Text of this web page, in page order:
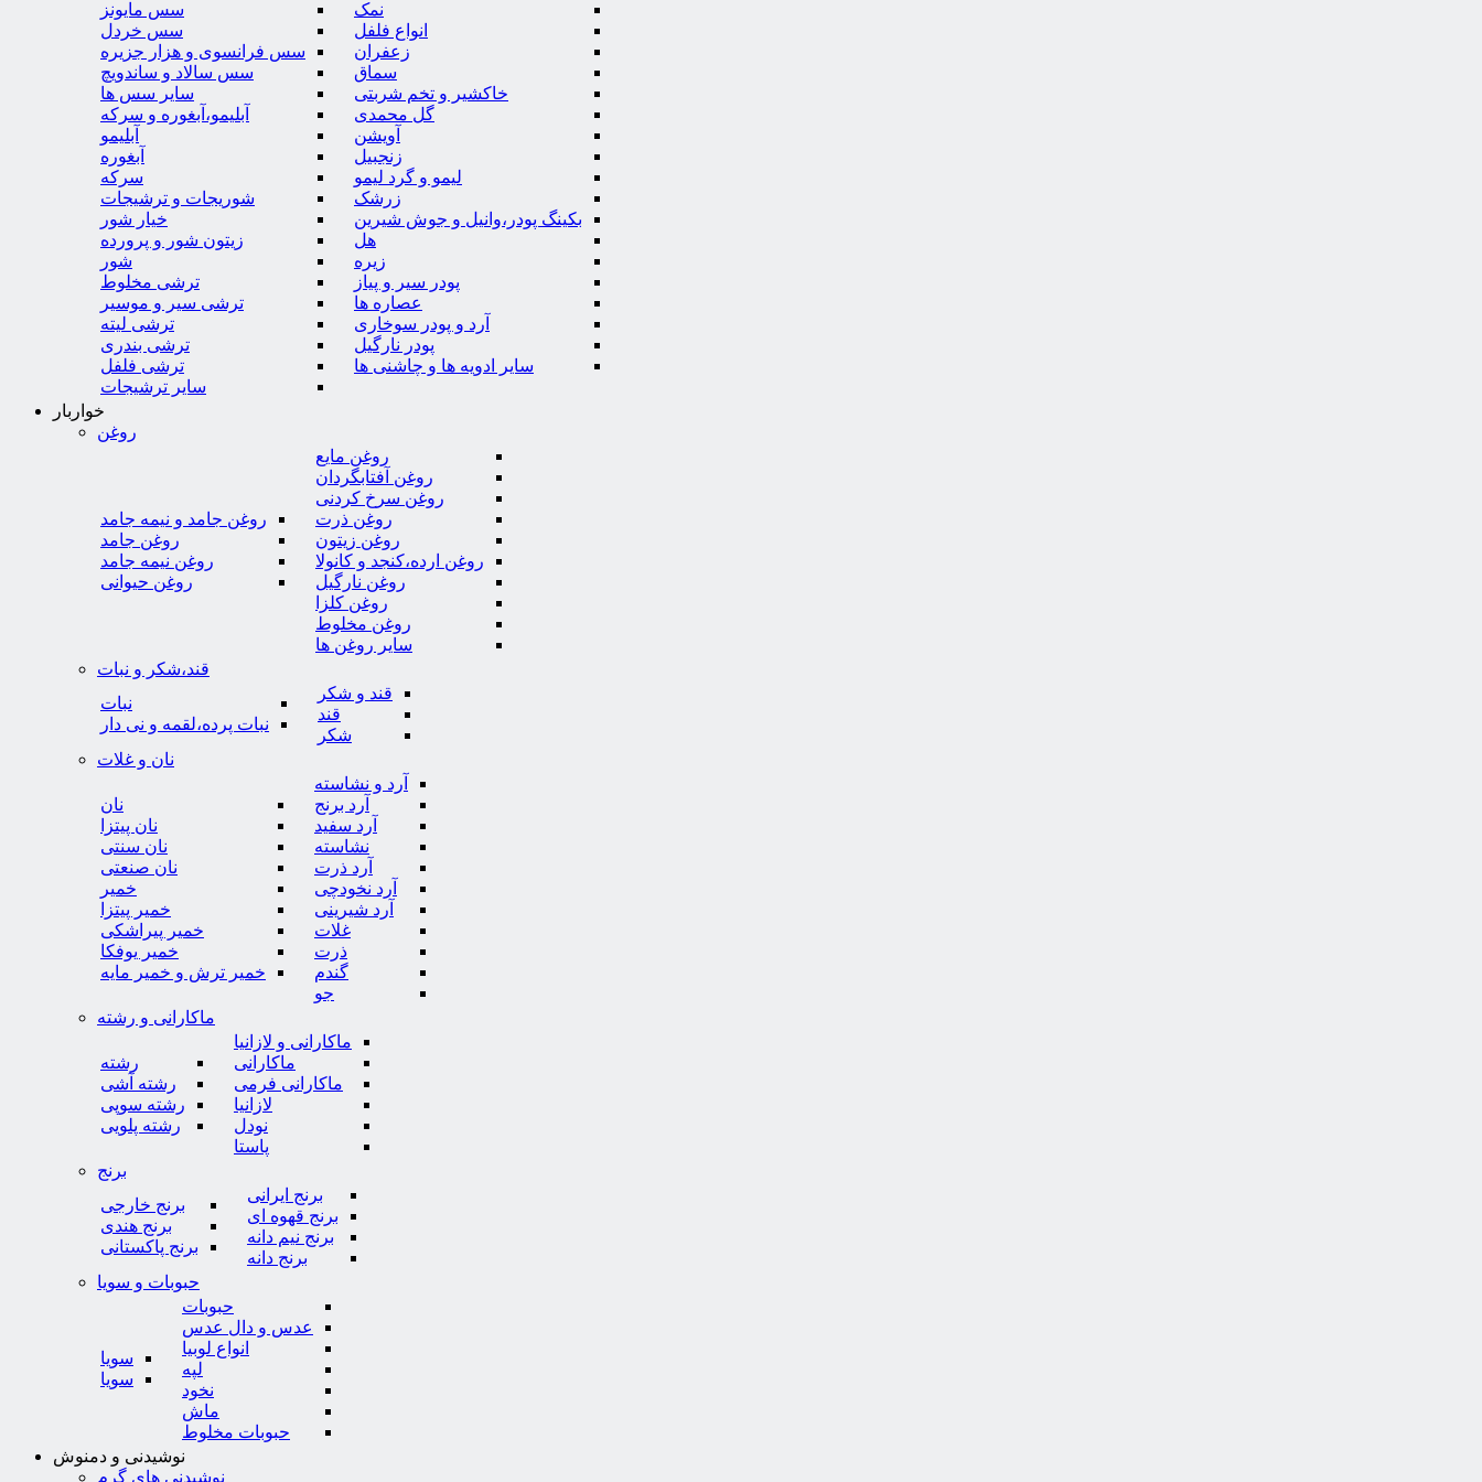
نمک
انواع فلفل
زعفران
سماق
خاکشیر و تخم شربتی
گل محمدی
آویشن
زنجبیل
لیمو و گرد لیمو
زرشک
بکینگ پودر،وانیل و جوش شیرین
هل
زیره
پودر سیر و پیاز
عصاره ها
آرد و پودر سوخاری
پودر نارگیل
سایر ادویه ها و چاشنی ها
سس مایونز
سس خردل
سس فرانسوی و هزار جزیره
سس سالاد و ساندویچ
سایر سس ها
آبلیمو،آبغوره و سرکه
آبلیمو
آبغوره
سرکه
شوریجات و ترشیجات
خیار شور
زیتون شور و پرورده
شور
ترشی مخلوط
ترشی سیر و موسیر
ترشی لیته
ترشی بندری
ترشی فلفل
سایر ترشیجات
خواربار
روغن
روغن مایع
روغن آفتابگردان
روغن سرخ کردنی
روغن ذرت
روغن زیتون
روغن ارده،کنجد و کانولا
روغن نارگیل
روغن کلزا
روغن مخلوط
سایر روغن ها
روغن جامد و نیمه جامد
روغن جامد
روغن نیمه جامد
روغن حیوانی
قند،شکر و نبات
قند و شکر
قند
شکر
نبات
نبات پرده،لقمه و نی دار
نان و غلات
آرد و نشاسته
آرد برنج
آرد سفید
نشاسته
آرد ذرت
آرد نخودچی
آرد شیرینی
غلات
ذرت
گندم
جو
نان
نان پیتزا
نان سنتی
نان صنعتی
خمیر
خمیر پیتزا
خمیر پیراشکی
خمیر یوفکا
خمیر ترش و خمیر مایه
ماکارانی و رشته
ماکارانی و لازانیا
ماکارانی
ماکارانی فرمی
لازانیا
نودل
پاستا
رشته
رشته آشی
رشته سوپی
رشته پلویی
برنج
برنج ایرانی
برنج قهوه ای
برنج نیم دانه
برنج دانه
برنج خارجی
برنج هندی
برنج پاکستانی
حبوبات و سویا
حبوبات
عدس و دال عدس
انواع لوبیا
لپه
نخود
ماش
حبوبات مخلوط
سویا
سویا
نوشیدنی و دمنوش
نوشیدنی های گرم